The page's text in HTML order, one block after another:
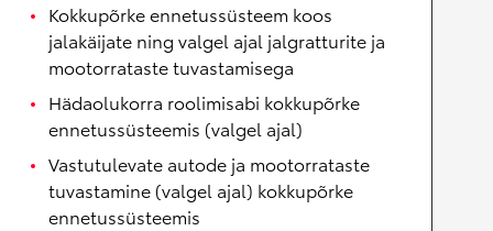
Kokkupõrke ennetussüsteem koos
jalakäijate ning valgel ajal jalgratturite ja
mootorrataste tuvastamisega
Hädaolukorra roolimisabi kokkupõrke
ennetussüsteemis (valgel ajal)
Vastutulevate autode ja mootorrataste
tuvastamine (valgel ajal) kokkupõrke
ennetussüsteemis